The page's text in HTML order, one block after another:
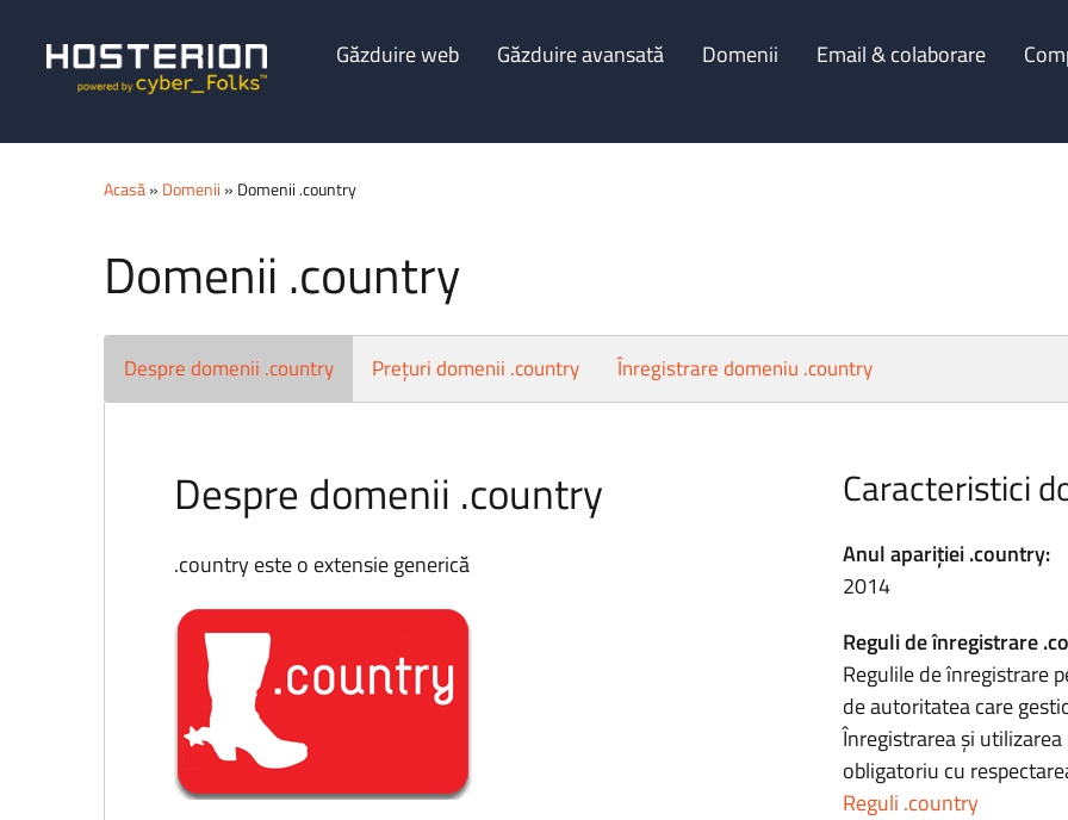
Găzduire web Găzduire avansată Domenii Email & colaborare
Acasă» Domenii » Domenii .country
Domenii .country
Despre domenii .country Prețuri domenii .country Înregistrare domeniu .country
Despre domenii .country
.country este o extensie generică
Caracteristici
Anul apariției .country:
2014
Reguli de înregistrare
Regulile de înregistrare
de autoritatea care
Înregistrarea și
obligatoriu cu
Reguli .country